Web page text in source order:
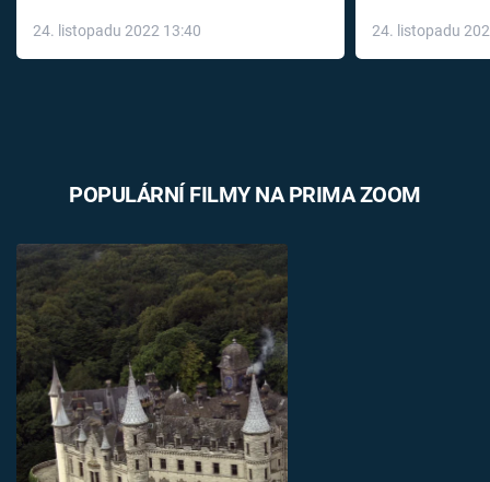
24. listopadu 2022 13:40
léky
24. listopadu
POPULÁRNÍ FILMY NA PRIMA ZOOM